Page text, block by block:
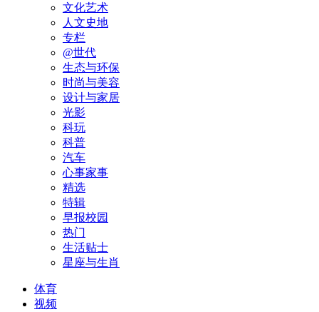
文化艺术
人文史地
专栏
@世代
生态与环保
时尚与美容
设计与家居
光影
科玩
科普
汽车
心事家事
精选
特辑
早报校园
热门
生活贴士
星座与生肖
体育
视频